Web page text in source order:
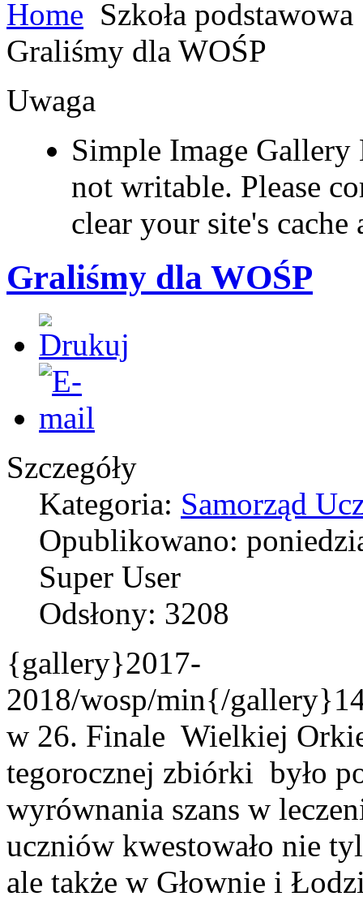
Home Szkoła podstawowa
Graliśmy dla WOŚP
Uwaga
Simple Image
not writable. Please
clear your site's cache
Graliśmy dla WOŚP
Szczegóły
Kategoria: Samorząd
Opublikowano:
Super User
Odsłony: 3208
{gallery}2017-
2018/wosp/min{/
w 26. Finale Wielkiej
tegorocznej zbiórki było
wyrównania szans w
uczniów kwestowało nie
ale także w Głownie i